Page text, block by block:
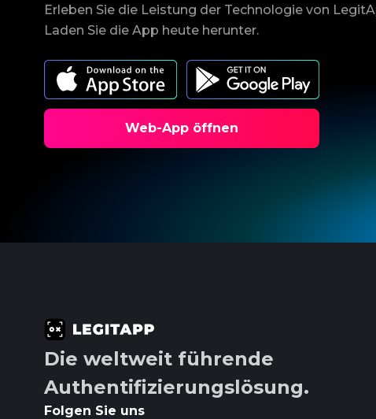
Erleben Sie die Leistung der Technologie von
Laden Sie die App heute herunter.
Web-App öffnen
Die weltweit führende
Authentifizierungslösung.
Folgen Sie uns